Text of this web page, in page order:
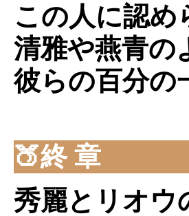
この人に認め
清雅や燕青の
彼らの百分の
🍑終 章
秀麗とリオウ